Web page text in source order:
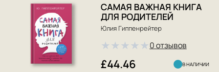
САМАЯ ВАЖНАЯ КНИГА
ДЛЯ РОДИТЕЛЕЙ
Юлия Гиппенрейтер
★★★★★0 отзывов
£44.46 В НАЛИЧИИ